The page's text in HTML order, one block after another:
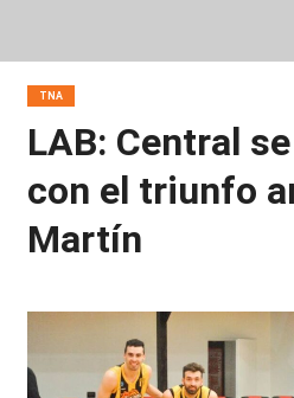
TNA
LAB: Central
con el triunfo
Martín